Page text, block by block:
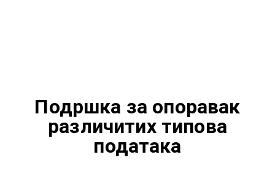
Подршка за опоравак
различитих типова
података